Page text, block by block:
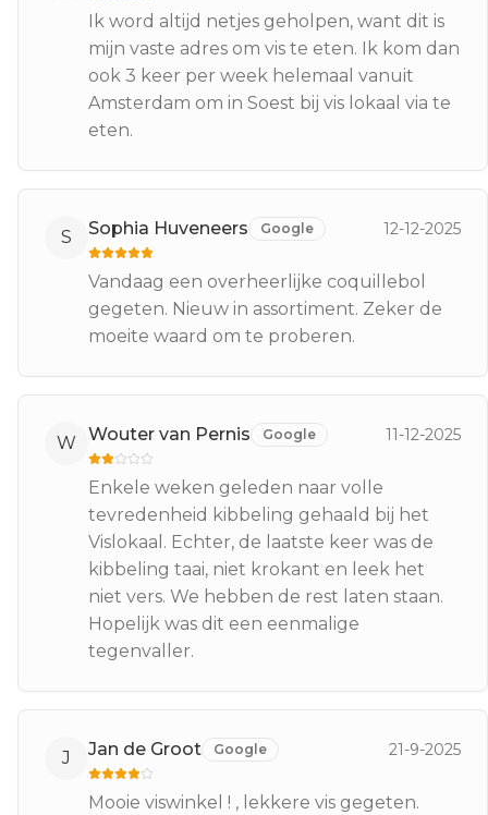
Ik word altijd netjes geholpen, want dit is
mijn vaste adres om vis te eten. Ik kom dan
ook 3 keer per week helemaal vanuit
Amsterdam om in Soest bij vis lokaal via te
eten.
S Sophia Huveneers Google 12-12-2025
Vandaag een overheerlijke coquillebol
gegeten. Nieuw in assortiment. Zeker de
moeite waard om te proberen.
W Wouter van Pernis Google 11-12-2025
Enkele weken geleden naar volle
tevredenheid kibbeling gehaald bij het
Vislokaal. Echter, de laatste keer was de
kibbeling taai, niet krokant en leek het
niet vers. We hebben de rest laten staan.
Hopelijk was dit een eenmalige
tegenvaller.
J Jan de Groot Google 21-9-2025
Mooie viswinkel ! , lekkere vis gegeten.